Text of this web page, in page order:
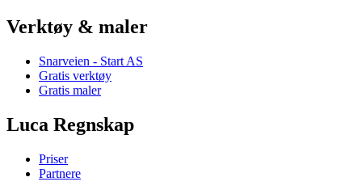
Verktøy & maler
Snarveien - Start AS
Gratis verktøy
Gratis maler
Luca Regnskap
Priser
Partnere